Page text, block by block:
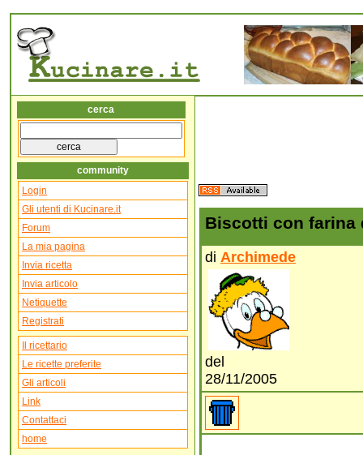
cerca
community
Login
Gli utenti di Kucinare.it
Forum
La mia pagina
Invia ricetta
Invia articolo
Netiquette
Registrati
Il ricettario
Le ricette preferite
Gli articoli
Link
Contattaci
home
Biscotti con farina
di Archimede
del
28/11/2005